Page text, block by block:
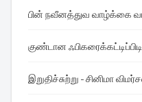
குண்டான
இறுதிச்சுற்று - சினிமா